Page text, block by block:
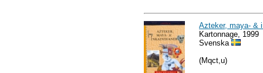
Azteker, maya- &
Kartonnage, 1999
Svenska
(Mqct,u)